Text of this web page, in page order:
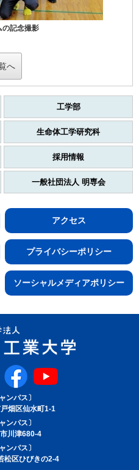
の記念撮影
へ
工学部
生命体工学研究科
採用情報
一般社団法人 明専会
アクセス
プライバシーポリシー
ソーシャルメディアポリシー
ンパス〕
畑区仙水町1-1
ンパス〕
川津680-4
ンパス〕
松区ひびきの2-4